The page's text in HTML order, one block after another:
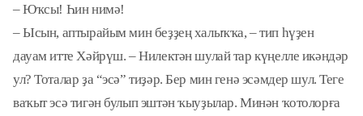
– Юҡсы! Һин нимә!
– Ысын, аптырайым мин беҙ­ҙең халыҡҡа, – тип һүҙен
дауам итте Хәйрүш. – Нилектән шулай тар күңелле икәндәр
ул? Тоталар ҙа “эсә” тиҙәр. Бер мин генә эсәм­дер шул. Теге
ваҡыт эсә тигән булып эштән ҡыуҙылар. Минән ҡотолорға